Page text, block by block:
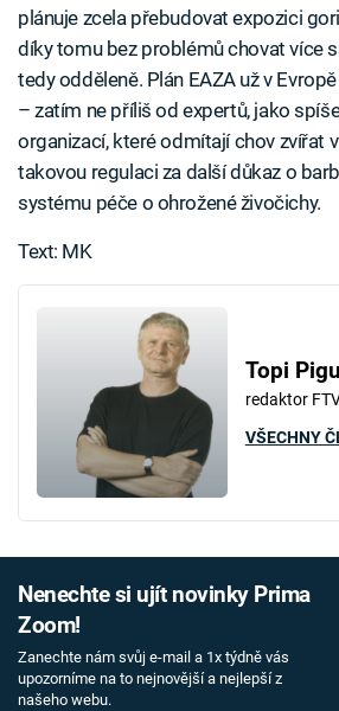
plánuje zcela přebudovat expozici
díky tomu bez problémů chovat více
tedy odděleně. Plán EAZA už v
– zatím ne příliš od expertů, jako
organizací, které odmítají chov zvířat
takovou regulaci za další důkaz o
systému péče o ohrožené živočichy.
Text: MK
Topi
redaktor
VŠECHNY
Nenechte si ujít novinky Prima
Zoom!
Zanechte nám svůj e-mail a 1x týdně vás
upozorníme na to nejnovější a nejlepší z
našeho webu.